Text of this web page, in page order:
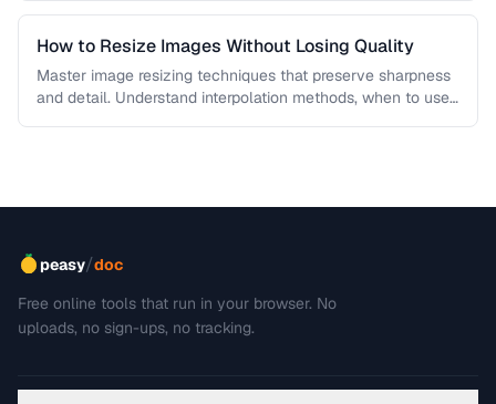
How to Resize Images Without Losing Quality
Master image resizing techniques that preserve sharpness
and detail. Understand interpolation methods, when to use
peasy/doc
Free online tools that run in your browser. No
uploads, no sign-ups, no tracking.